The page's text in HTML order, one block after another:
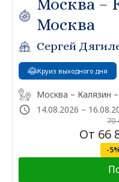
Москва –
Москва
Сергей
Круиз выходного дня
Москва – Калязин
14.08.2026 –
70
От 66
-